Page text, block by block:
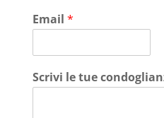
Email *
Scrivi le tue